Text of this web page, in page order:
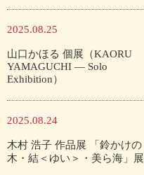
2025.08.25
山口かほる 個展（KAORU
YAMAGUCHI — Solo
Exhibition）
2025.08.24
木村 浩子 作品展 「鈴かけの
木・結＜ゆい＞・美ら海」展